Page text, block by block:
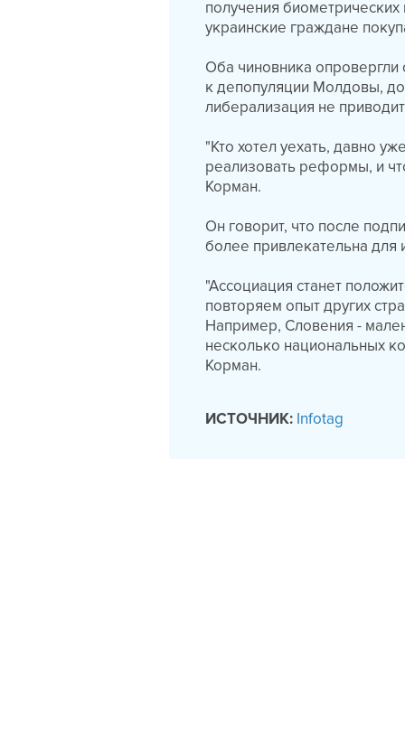
получения
украинские граждане
Оба чиновника опровергли
к депопуляции Молдовы,
либерализация не
"Кто хотел уехать, давно
реализовать реформы, и
Корман.
Он говорит, что после
более привлекательна для
"Ассоциация станет
повторяем опыт других
Например, Словения -
несколько национальных
Корман.
ИСТОЧНИК: Infotag